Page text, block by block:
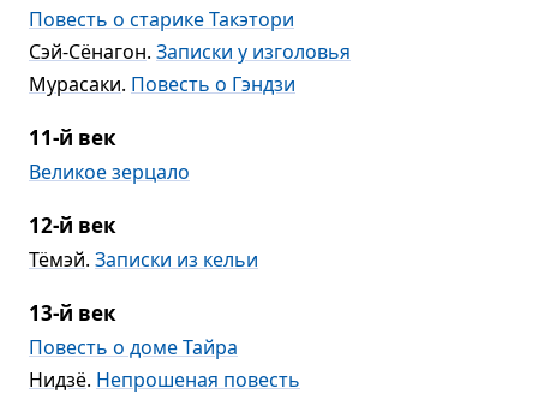
Повесть о старике Такэтори
Сэй-Сёнагон. Записки у изголовья
Мурасаки. Повесть о Гэндзи
11-й век
Великое зерцало
12-й век
Тёмэй. Записки из кельи
13-й век
Повесть о доме Тайра
Нидзё. Непрошеная повесть